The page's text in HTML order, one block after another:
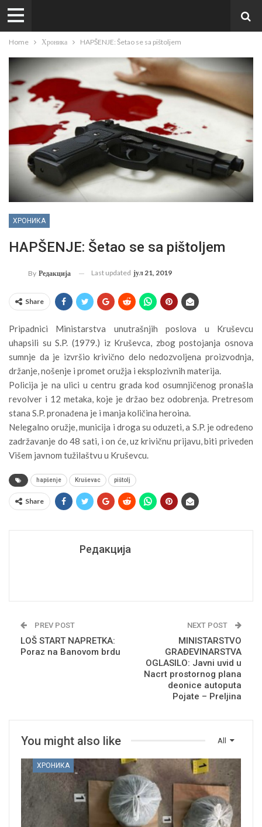
Home Хроника HAPŠENJE: Šetao se sa pištoljem
ХРОНИКА
HAPŠENJE: Šetao se sa pištoljem
By Редакција Last updated јул 21, 2019
Share
Pripadnici Ministarstva unutrašnjih poslova u Kruševcu
uhapsili su S.P. (1979.) iz Kruševca, zbog postojanja osnova
sumnje da je izvršio krivično delo nedozvoljena proizvodnja,
držanje, nošenje i promet oružja i eksplozivnih materija.
Policija je na ulici u centru grada kod osumnjičenog pronašla
revolver i 12 metaka, koje je držao bez odobrenja. Pretresom
stana S.P. pronađena je i manja količina heroina.
Nelegalno oružje, municija i droga su oduzeti, a S.P. je određeno
zadržavanje do 48 sati, i on će, uz krivičnu prijavu, biti priveden
Višem javnom tužilaštvu u Kruševcu.
hapšenje Kruševac pištolj
Share
Редакција
PREV POST
LOŠ START NAPRETKA:
Poraz na Banovom brdu
NEXT POST
MINISTARSTVO
GRAĐEVINARSTVA
OGLASILO: Javni uvid u
Nacrt prostornog plana
deonice autoputa
Pojate – Preljina
All
You might also like
ХРОНИКА